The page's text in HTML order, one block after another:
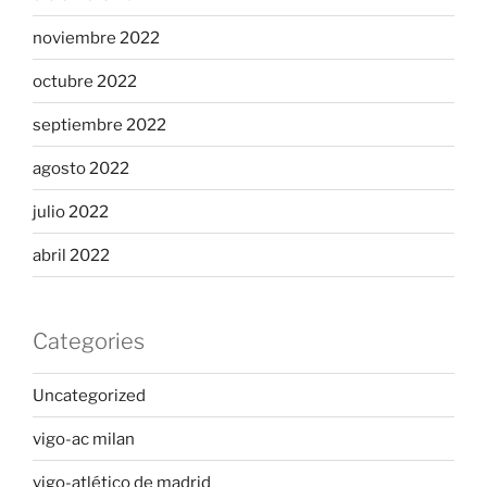
noviembre 2022
octubre 2022
septiembre 2022
agosto 2022
julio 2022
abril 2022
Categories
Uncategorized
vigo-ac milan
vigo-atlético de madrid